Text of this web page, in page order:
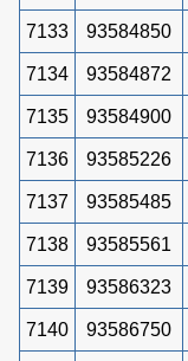
7133 93584850
7134 93584872
7135 93584900
7136 93585226
7137 93585485
7138 93585561
7139 93586323
7140 93586750